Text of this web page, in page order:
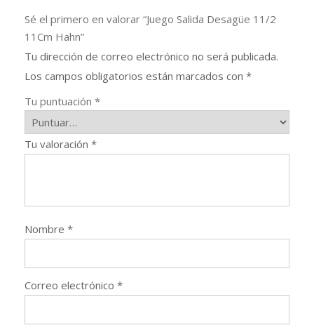
Sé el primero en valorar “Juego Salida Desagüe 11/2
11Cm Hahn”
Tu dirección de correo electrónico no será publicada.
Los campos obligatorios están marcados con *
Tu puntuación *
Tu valoración *
Nombre *
Correo electrónico *